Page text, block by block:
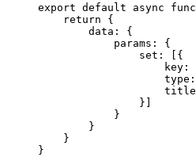
export default async
    return {
        data: {
            params: {
                set: [{
key:
                }]
            }
        }
    }
}